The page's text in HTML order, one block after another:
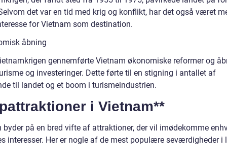
det var en tid med krig og konflikt, har det også været
for Vietnam som destination.
åbning
gennemførte Vietnam økonomiske reformer og
og investeringer. Dette førte til en stigning i antallet af
til landet og et boom i turismeindustrien.
i Vietnam**
byder på en bred vifte af attraktioner, der vil imødekomme
interesser. Her er nogle af de mest populære seværdigheder i